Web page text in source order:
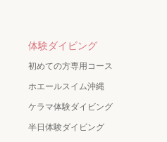
体験ダイビング
初めての方専用コース
ホエールスイム沖縄
ケラマ体験ダイビング
半日体験ダイビング